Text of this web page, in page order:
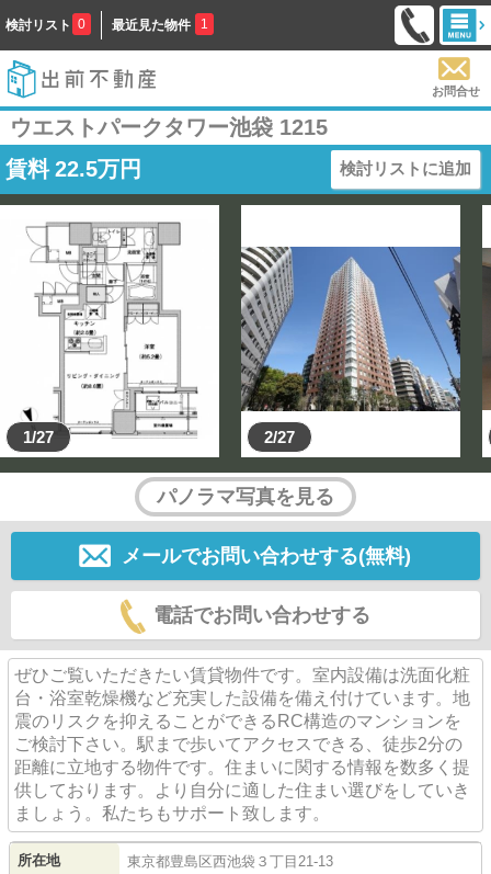
検討リスト 0 最近見た物件 1
お問合せ
ウエストパークタワー池袋 1215
賃料 22.5万円 検討リストに追加
1/27 2/27
パノラマ写真を見る
メールでお問い合わせする(無料)
電話でお問い合わせする
ぜひご覧いただきたい賃貸物件です。室内設備は洗面化粧
台・浴室乾燥機など充実した設備を備え付けています。地
震のリスクを抑えることができるRC構造のマンションを
ご検討下さい。駅まで歩いてアクセスできる、徒歩2分の
距離に立地する物件です。住まいに関する情報を数多く提
供しております。より自分に適した住まい選びをしていき
ましょう。私たちもサポート致します。
所在地 東京都豊島区西池袋 ３丁目21-13